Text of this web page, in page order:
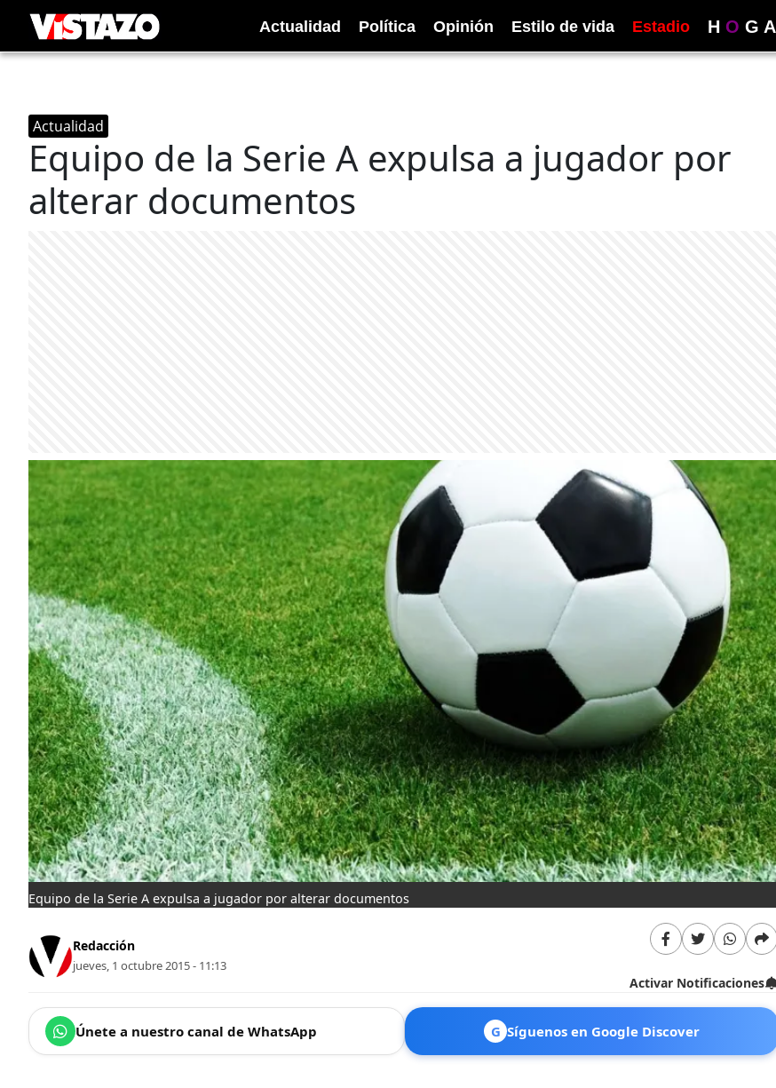
Actualidad Política Opinión Estilo de vida Estadio H O G A
Actualidad
Equipo de la Serie A expulsa a jugador por
alterar documentos
Equipo de la Serie A expulsa a jugador por alterar documentos
Redacción
jueves, 1 octubre 2015 - 11:13
Activar Notificaciones
Únete a nuestro canal de WhatsApp G Síguenos en Google Discover